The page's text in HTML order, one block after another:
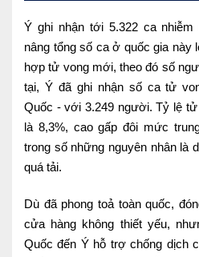
Mắt
Răng Hàm Mặt
Tai Mũi Họng
Vật lý trị liệu hồi phục chức
Xét nghiệm
Xét nghiệm sàng lọc NIPT
Chẩn đoán hình ảnh
Ý ghi nhận tới 5.322 ca
nâng tổng số ca ở quốc gia này
hợp tử vong mới, theo đó số
tại, Ý đã ghi nhận số ca tử
Quốc - với 3.249 người. Tỷ lệ
là 8,3%, cao gấp đôi mức
trong số những nguyên nhân là
quá tải.
Dù đã phong toả toàn quốc,
cửa hàng không thiết yếu,
Quốc đến Ý hỗ trợ chống dịch